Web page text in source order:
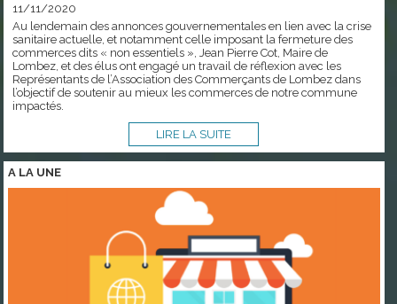
11/11/2020
Au lendemain des annonces gouvernementales en lien avec la crise
sanitaire actuelle, et notamment celle imposant la fermeture des
commerces dits « non essentiels », Jean Pierre Cot, Maire de
Lombez, et des élus ont engagé un travail de réflexion avec les
Représentants de l’Association des Commerçants de Lombez dans
l’objectif de soutenir au mieux les commerces de notre commune
impactés.
LIRE LA SUITE
A LA UNE